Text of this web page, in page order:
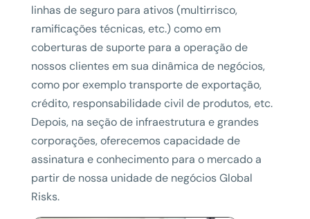
linhas de seguro para ativos (multirrisco,
ramificações técnicas, etc.) como em
coberturas de suporte para a operação de
nossos clientes em sua dinâmica de negócios,
como por exemplo transporte de exportação,
crédito, responsabilidade civil de produtos, etc.
Depois, na seção de infraestrutura e grandes
corporações, oferecemos capacidade de
assinatura e conhecimento para o mercado a
partir de nossa unidade de negócios Global
Risks.